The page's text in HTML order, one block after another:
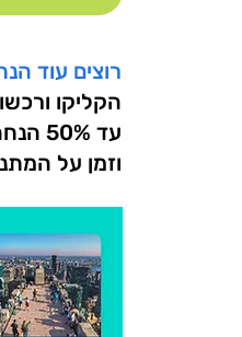
רוצים עוד
הקליקו
עד
וזמן על